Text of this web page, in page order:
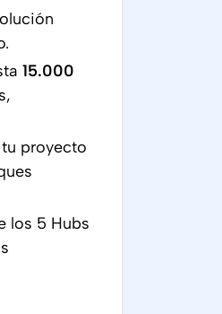
15.000
proyecto
los 5 Hubs